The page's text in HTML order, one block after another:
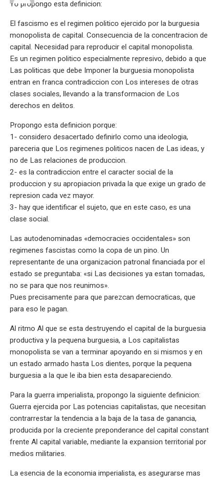
Yo propongo esta definicion:
El fascismo es el regimen politico ejercido por la burguesia
monopolista de capital. Consecuencia de la concentracion de
capital. Necesidad para reproducir el capital monopolista.
Es un regimen politico especialmente represivo, debido a que
Las politicas que debe Imponer la burguesia monopolista
entran en franca contradiccion con Los intereses de otras
clases sociales, llevando a la transformacion de Los
derechos en delitos.
Propongo esta definicion porque:
1- considero desacertado definirlo como una ideologia,
pareceria que Los regimenes politicos nacen de Las ideas, y
no de Las relaciones de produccion.
2- es la contradiccion entre el caracter social de la
produccion y su apropiacion privada la que exige un grado de
represion cada vez mayor.
3- hay que identificar el sujeto, que en este caso, es una
clase social.
Las autodenominadas «democracies occidentales» son
regimenes fascistas como la copa de un pino. Un
representante de una organizacion patronal financiada por el
estado se preguntaba: «si Las decisiones ya estan tomadas,
no se para que nos reunimos».
Pues precisamente para que parezcan democraticas, que
para eso le pagan.
Al ritmo Al que se esta destruyendo el capital de la burguesia
productiva y la pequena burguesia, a Los capitalistas
monopolista se van a terminar apoyando en si mismos y en
un estado armado hasta Los dientes, porque la pequena
burguesia a la que le iba bien esta desapareciendo.
Para la guerra imperialista, propongo la siguiente definicion:
Guerra ejercida por Las potencias capitalistas, que necesitan
contrarrestar la tendencia a la baja de la tasa de ganancia,
producida por la creciente preponderance del capital constant
frente Al capital variable, mediante la expansion territorial por
medios militaries.
La esencia de la economia imperialista, es asegurarse mas